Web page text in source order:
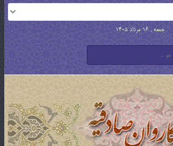
جمعه , 16 مرداد 1405